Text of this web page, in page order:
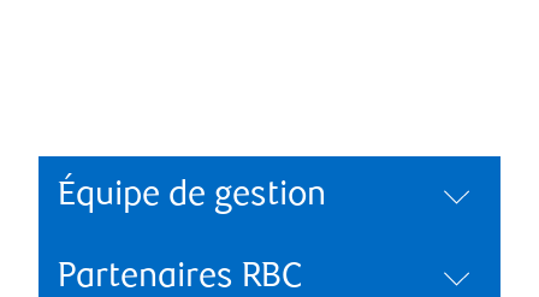
Équipe de gestion
Partenaires RBC